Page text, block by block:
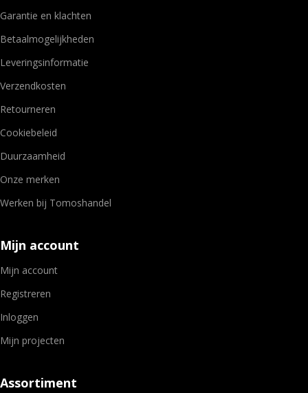
Garantie en klachten
Betaalmogelijkheden
Leveringsinformatie
Verzendkosten
Retourneren
Cookiebeleid
Duurzaamheid
Onze merken
Werken bij Tomoshandel
Mijn account
Mijn account
Registreren
Inloggen
Mijn projecten
Assortiment